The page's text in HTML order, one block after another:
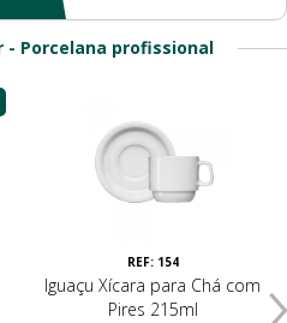
- Porcelana profissional
REF: 154
Iguaçu Xícara para Chá com
Pires 215ml